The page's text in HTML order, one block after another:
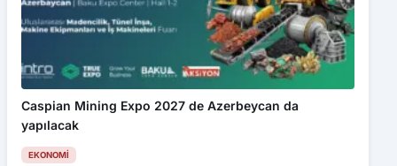
Caspian Mining Expo 2027 de Azerbeycan da
yapılacak
EKONOMI